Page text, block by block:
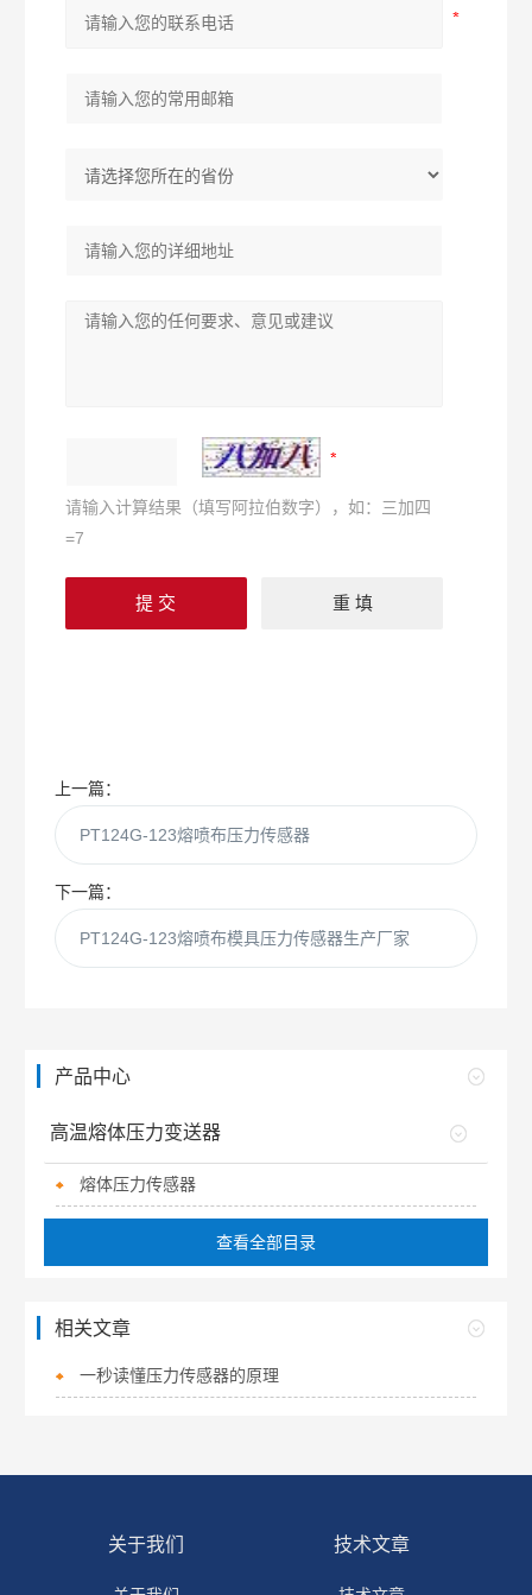
请输入计算结果（填写阿拉伯数字），如：三加四
=7
上一篇：
PT124G-123熔喷布压力传感器
下一篇：
PT124G-123熔喷布模具压力传感器生产厂家
产品中心
高温熔体压力变送器
熔体压力传感器
查看全部目录
相关文章
一秒读懂压力传感器的原理
关于我们 技术文章